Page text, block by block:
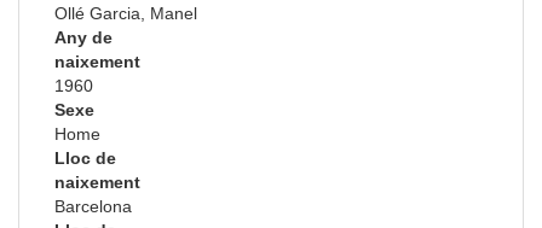
Ollé Garcia, Manel
Any de
naixement
1960
Sexe
Home
Lloc de
naixement
Barcelona